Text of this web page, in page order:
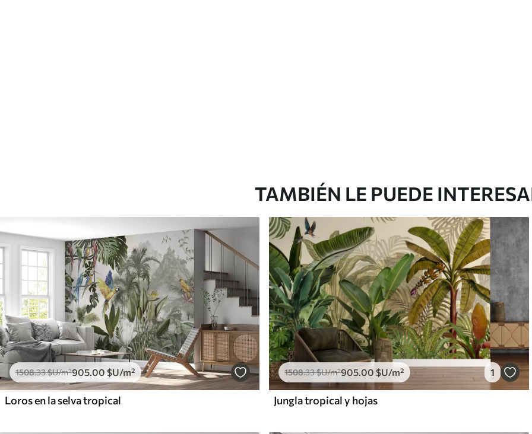
TAMBIÉN LE PUEDE
1508.33$U/m²905 .00 $U/m²
Loros en la selva tropical
1508.33$U/m²905 .00 $U/m² 1
Jungla tropical y hojas